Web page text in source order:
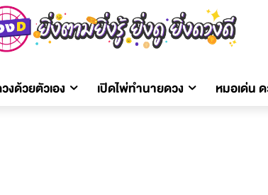
งด้วยตัวเอง เปิดไพ่ทำนายดวง หมอเด่น